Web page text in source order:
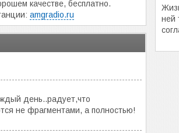
качестве, бесплатно.
amgradio.ru
день..радует,что
не фрагментами, а полностью!
ней